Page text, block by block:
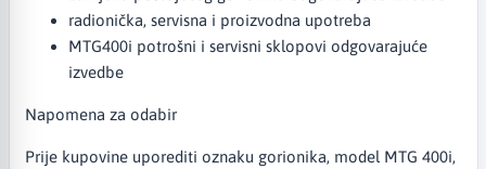
radionička, servisna i proizvodna upotreba
MTG400i potrošni i servisni sklopovi odgovarajuće
izvedbe
Napomena za odabir
Prije kupovine uporediti oznaku gorionika, model MTG 400i,